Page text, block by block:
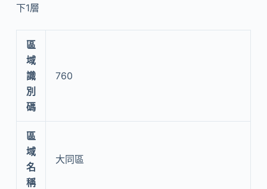
下1層
區
域
識
別
碼
760
區
域
名
稱
大同區